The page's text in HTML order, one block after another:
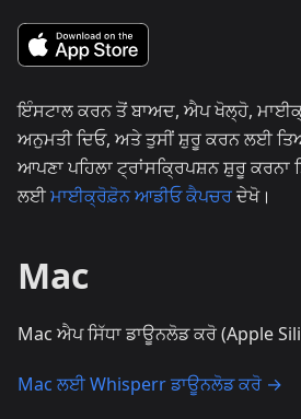
ਇੰਸਟਾਲ ਕਰਨ ਤੋਂ ਬਾਅਦ, ਐਪ ਖੋਲ੍ਹੋ,
ਅਨੁਮਤੀ ਦਿਓ, ਅਤੇ ਤੁਸੀਂ ਸ਼ੁਰੂ ਕਰਨ ਲਈ
ਆਪਣਾ ਪਹਿਲਾ ਟ੍ਰਾਂਸਕ੍ਰਿਪਸ਼ਨ ਸ਼ੁਰੂ ਕਰਨਾ
ਲਈਮਾਈਕ੍ਰੋਫ਼ੋਨ ਆਡੀਓ ਕੈਪਚਰਦੇਖੋ।
Mac
Mac ਐਪ ਸਿੱਧਾ ਡਾਊਨਲੋਡ ਕਰੋ (Apple
Mac ਲਈ Whisperr ਡਾਊਨਲੋਡ ਕਰੋ →